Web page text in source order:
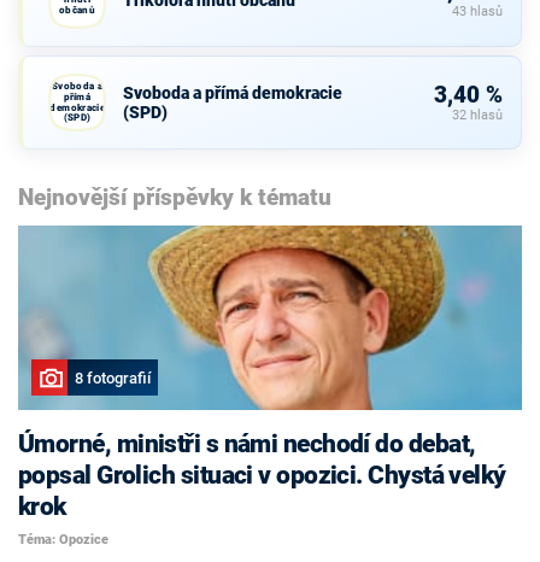
občanů
43 hlasů
Svoboda a
přímá
demokracie
(SPD)
Svoboda a přímá demokracie
(SPD)
3,40 %
32 hlasů
Nejnovější příspěvky k tématu
8 fotografií
Úmorné, ministři s námi nechodí do debat,
popsal Grolich situaci v opozici. Chystá velký
krok
Téma: Opozice